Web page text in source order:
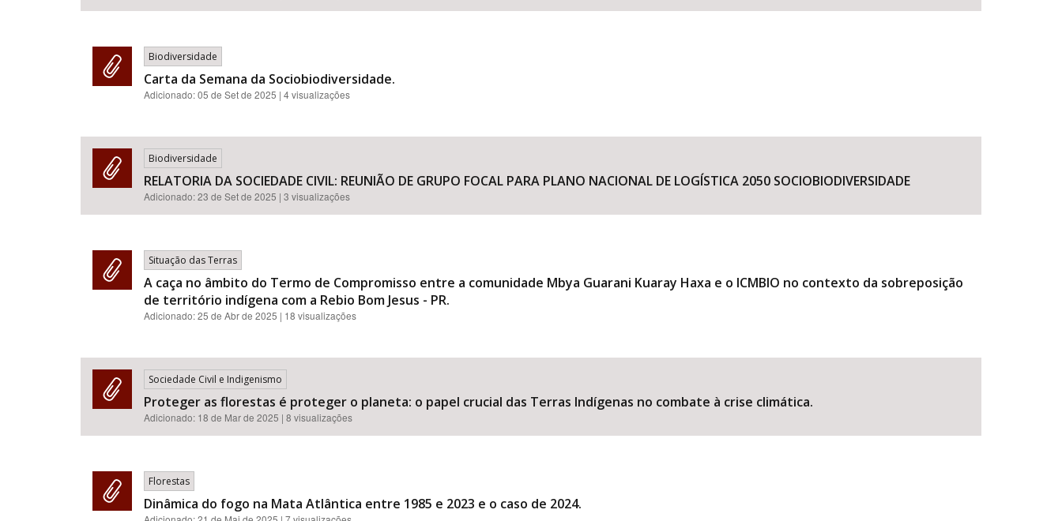
Biodiversidade
Carta da Semana da Sociobiodiversidade.
Adicionado:05 de Set de 2025 | 4 visualizações
Biodiversidade
RELATORIA DA SOCIEDADE CIVIL: REUNIÃO DE GRUPO FOCAL PARA PLANO NACIONAL DE LOGÍSTICA 2050 SOCIOBIODIVERSIDADE
Adicionado:23 de Set de 2025 | 3 visualizações
Situação das Terras
A caça no âmbito do Termo de Compromisso entre a comunidade Mbya Guarani Kuaray Haxa e o ICMBIO no contexto da sobreposição
de território indígena com a Rebio Bom Jesus - PR.
Adicionado:25 de Abr de 2025 | 18 visualizações
Sociedade Civil e Indigenismo
Proteger as florestas é proteger o planeta: o papel crucial das Terras Indígenas no combate à crise climática.
Adicionado: 18 de Mar de 2025 | 8 visualizações
Florestas
Dinâmica do fogo na Mata Atlântica entre 1985 e 2023 e o caso de 2024.